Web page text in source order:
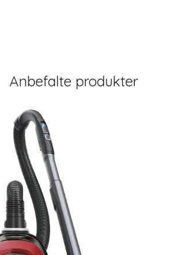
Anbefalte produkter